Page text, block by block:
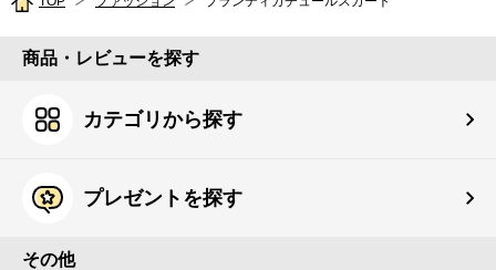
商品・レビューを探す
カテゴリから探す
プレゼントを探す
その他